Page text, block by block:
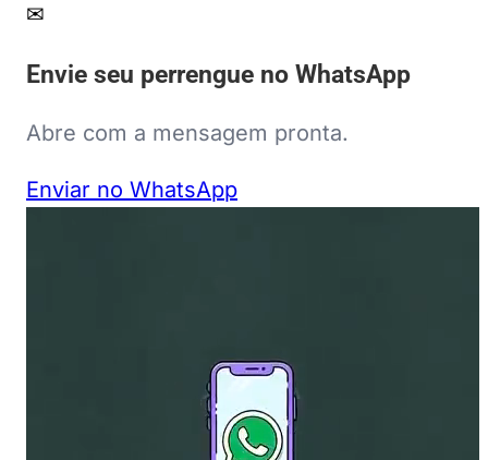
✉
Envie seu perrengue no WhatsApp
Abre com a mensagem pronta.
Enviar no WhatsApp